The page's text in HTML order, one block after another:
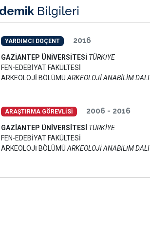
Bilgileri
YARDIMCI DOÇENT 2016
GAZİANTEP ÜNİVERSİTESİ TÜRKİYE
FEN-EDEBİYAT FAKÜLTESİ
ARKEOLOJİ BÖLÜMÜ ARKEOLOJİ ANABİLİM DALI
ARAŞTIRMA GÖREVLİSİ 2006 - 2016
GAZİANTEP ÜNİVERSİTESİ TÜRKİYE
FEN-EDEBİYAT FAKÜLTESİ
ARKEOLOJİ BÖLÜMÜ ARKEOLOJİ ANABİLİM DALI